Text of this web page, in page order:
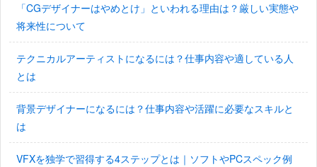
「CGデザイナーはやめとけ」といわれる理由は？厳しい実態や
将来性について
テクニカルアーティストになるには？仕事内容や適している人
とは
背景デザイナーになるには？仕事内容や活躍に必要なスキルと
は
VFXを独学で習得する4ステップとは｜ソフトやPCスペック例